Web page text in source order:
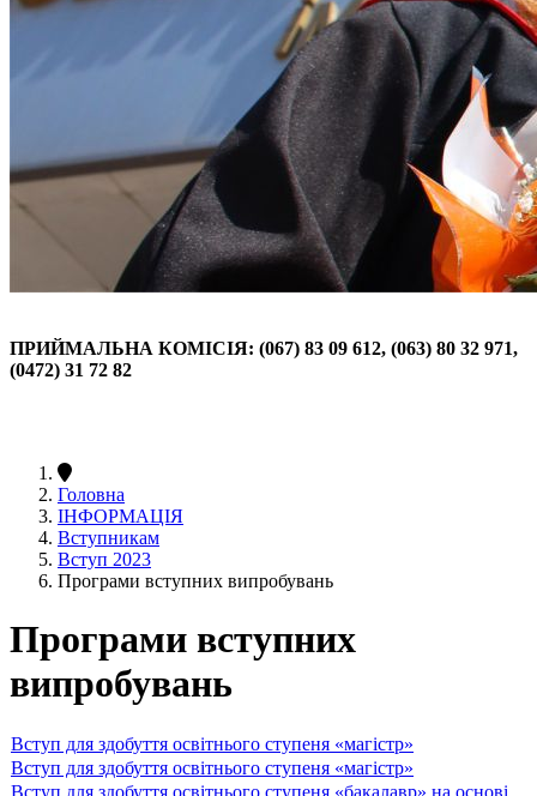
ПРИЙМАЛЬНА КОМІСІЯ: (067) 83 09 612, (063) 80 32 971,
(0472) 31 72 82
Головна
ІНФОРМАЦІЯ
Вступникам
Вступ 2023
Програми вступних випробувань
Програми вступних
випробувань
Вступ для здобуття освітнього ступеня «магістр»
Вступ для здобуття освітнього ступеня «магістр»
Вступ для здобуття освітнього ступеня «бакалавр» на основі